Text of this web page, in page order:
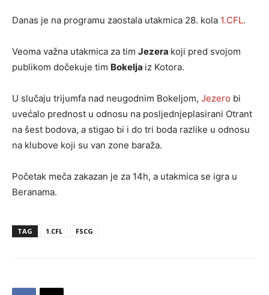
Danas je na programu zaostala utakmica 28. kola 1.CFL.
Veoma važna utakmica za tim Jezera koji pred svojom
publikom dočekuje tim Bokelja iz Kotora.
U slučaju trijumfa nad neugodnim Bokeljom, Jezero bi
uvećalo prednost u odnosu na posljednjeplasirani Otrant
na šest bodova, a stigao bi i do tri boda razlike u odnosu
na klubove koji su van zone baraža.
Početak meča zakazan je za 14h, a utakmica se igra u
Beranama.
TAG 1.CFL FSCG